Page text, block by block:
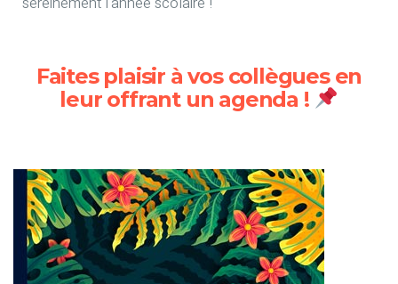
Faites plaisir à vos collègues en
leur offrant un agenda !